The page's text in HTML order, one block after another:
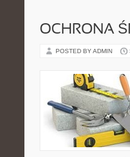
OCHRONA
POSTED BY ADMIN